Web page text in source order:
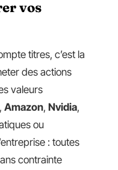
vos
titres, c’est la
des actions
valeurs
, Amazon, Nvidia,
ou
: toutes
contrainte